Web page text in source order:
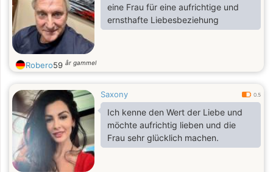
eine Frau für eine aufrichtige und
ernsthafte Liebesbeziehung
Robero59 år gammel
Saxony 0.5
Ich kenne den Wert der Liebe und
möchte aufrichtig lieben und die
Frau sehr glücklich machen.